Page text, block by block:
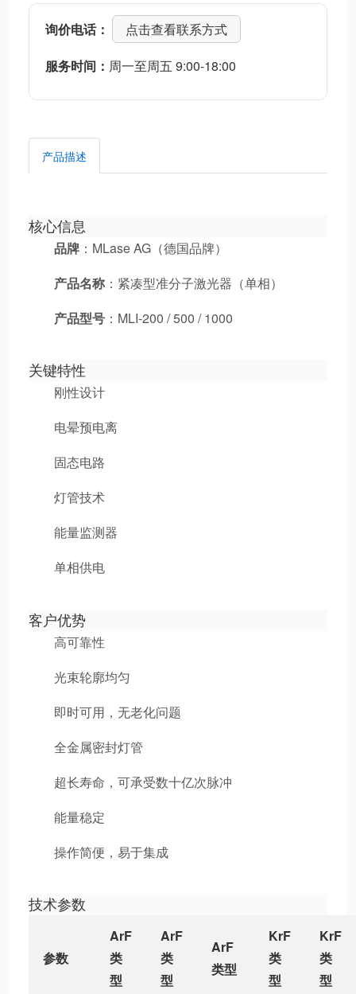
询价电话：
点击查看联系方式
服务时间： 周一至周五 9:00-18:00
产品描述
核心信息
品牌 ：MLase AG（德国品牌）
产品名称 ：紧凑型准分子激光器（单相）
产品型号 ：MLI-200 / 500 / 1000
关键特性
刚性设计
电晕预电离
固态电路
灯管技术
能量监测器
单相供电
客户优势
高可靠性
光束轮廓均匀
即时可用，无老化问题
全金属密封灯管
超长寿命，可承受数十亿次脉冲
能量稳定
操作简便，易于集成
技术参数
参数
ArF
类
型
ArF
类
型
ArF
类型
KrF
类
型
KrF
类
型